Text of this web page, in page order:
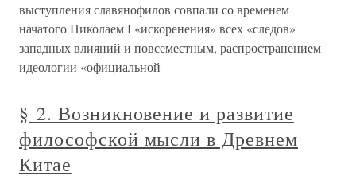
выступления славянофилов совпали со временем
начатого Николаем I «искоренения» всех «следов»
западных влияний и повсеместным, распространением
идеологии «официальной
§ 2. Возникновение и развитие
философской мысли в Древнем
Китае